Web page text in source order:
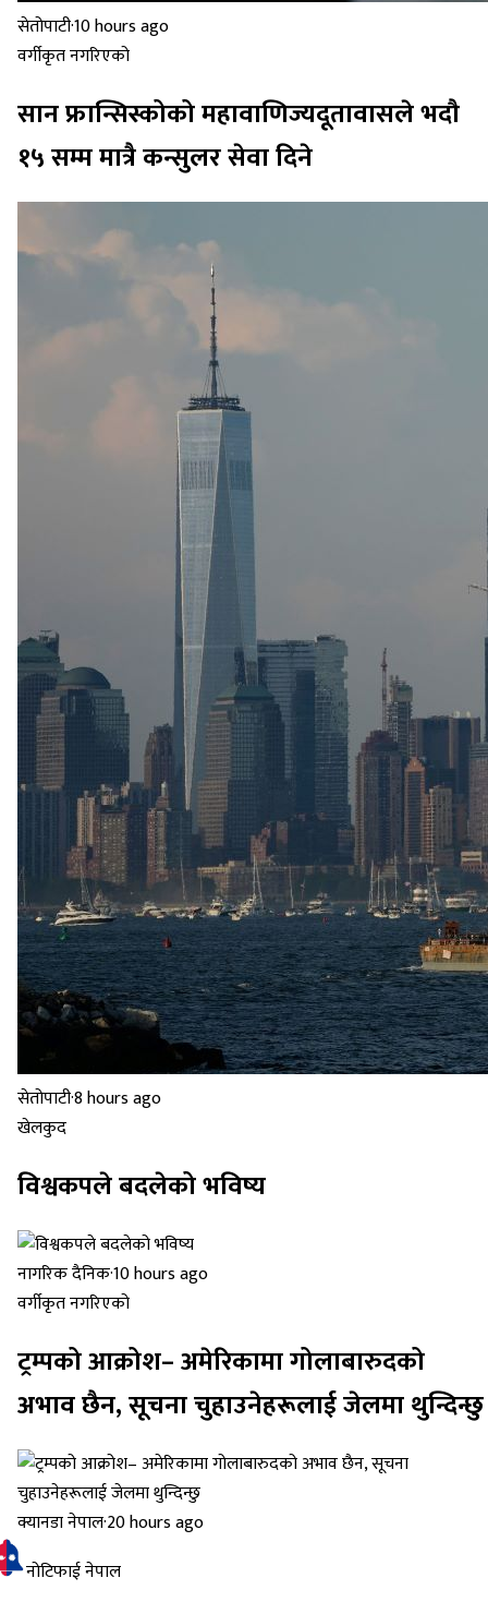
सेतोपाटी·10 hours ago
वर्गीकृत नगरिएको
सान फ्रान्सिस्कोको महावाणिज्यदूतावासले भदौ
१५ सम्म मात्रै कन्सुलर सेवा दिने
सेतोपाटी·8 hours ago
खेलकुद
विश्वकपले बदलेको भविष्य
नागरिक दैनिक·10 hours ago
वर्गीकृत नगरिएको
ट्रम्पको आक्रोश– अमेरिकामा गोलाबारुदको
अभाव छैन, सूचना चुहाउनेहरूलाई जेलमा थुन्दिन्छु
क्यानडा नेपाल·20 hours ago
नोटिफाई नेपाल